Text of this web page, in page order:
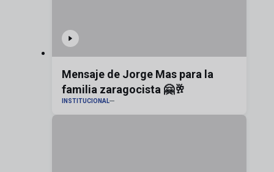
Mensaje de Jorge Mas para la
familia zaragocista 🤗🥂
INSTITUCIONAL